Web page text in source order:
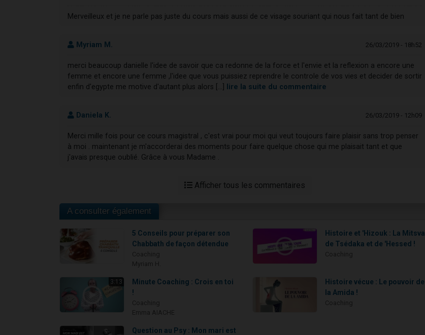
Merveilleux et je ne parle pas juste du cours mais aussi de ce visage souriant qui nous fait tant de bien
Myriam M. 26/03/2019 - 18h52
merci beaucoup danielle l'idee de savoir que ca redonne de la force et l'envie et la reflexion a encore une
femme et encore une femme ,l'idee que vous puissiez reprendre le controle de vos vies et decider de sortir
enfin d'egypte me motive d'autant plus alors [...]
lire la suite du commentaire
Daniela K. 26/03/2019 - 12h09
Merci mille fois pour ce cours magistral , c'est vrai pour moi qui veut toujours faire plaisir sans trop penser
à moi . maintenant je m'accorderai des moments pour faire quelque chose qui me plaisait tant et que
j'avais presque oublié. Grâce à vous Madame .
Afficher tous les commentaires
A consulter également
5 Conseils pour préparer son
Chabbath de façon détendue
Histoire et 'Hizouk : La Mitsva
de Tsédaka et de 'Hessed !
3:13
Minute Coaching : Crois en toi
!
Histoire vécue : Le pouvoir de
la Amida !
Question au Psy : Mon mari est